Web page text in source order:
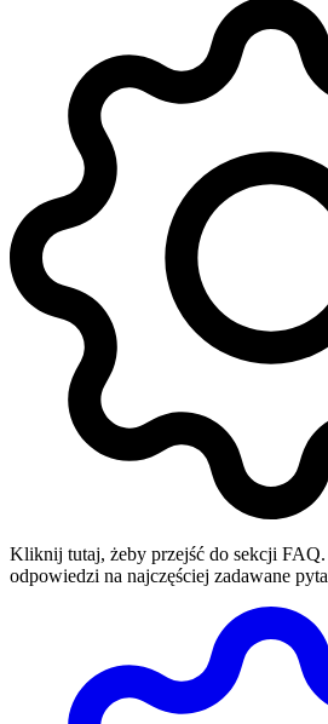
Kliknij tutaj, żeby przejść do sekcji
odpowiedzi na najczęściej zadawane